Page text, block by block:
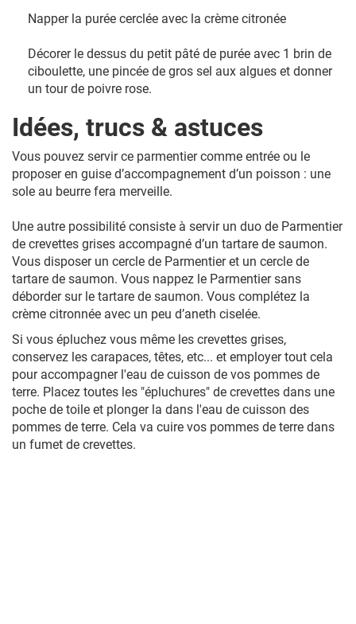
Napper la purée cerclée avec la crème citronée
Décorer le dessus du petit pâté de purée avec 1 brin de
ciboulette, une pincée de gros sel aux algues et donner
un tour de poivre rose.
Idées, trucs & astuces
Vous pouvez servir ce parmentier comme entrée ou le
proposer en guise d’accompagnement d’un poisson : une
sole au beurre fera merveille.
Une autre possibilité consiste à servir un duo de Parmentier
de crevettes grises accompagné d’un tartare de saumon.
Vous disposer un cercle de Parmentier et un cercle de
tartare de saumon. Vous nappez le Parmentier sans
déborder sur le tartare de saumon. Vous complétez la
crème citronnée avec un peu d’aneth ciselée.
Si vous épluchez vous même les crevettes grises,
conservez les carapaces, têtes, etc... et employer tout cela
pour accompagner l'eau de cuisson de vos pommes de
terre. Placez toutes les "épluchures" de crevettes dans une
poche de toile et plonger la dans l'eau de cuisson des
pommes de terre. Cela va cuire vos pommes de terre dans
un fumet de crevettes.